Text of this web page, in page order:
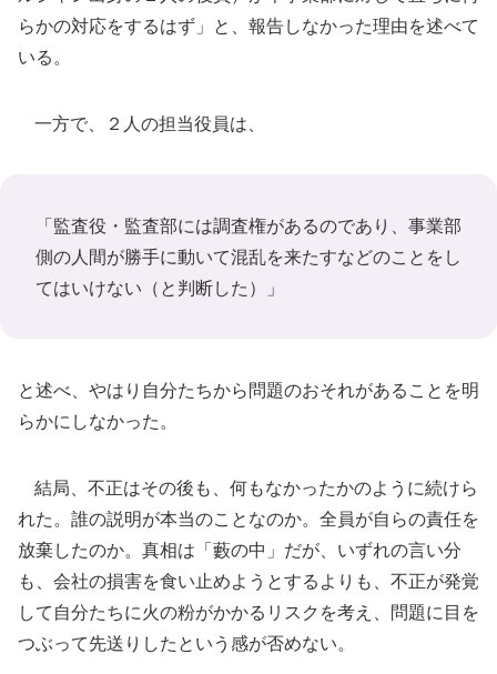
らかの対応をするはず」と、報告しなかった理由を述べて
いる。
一方で、２人の担当役員は、
「監査役・監査部には調査権があるのであり、事業部
側の人間が勝手に動いて混乱を来たすなどのことをし
てはいけない（と判断した）」
と述べ、やはり自分たちから問題のおそれがあることを明
らかにしなかった。
結局、不正はその後も、何もなかったかのように続けら
れた。誰の説明が本当のことなのか。全員が自らの責任を
放棄したのか。真相は「藪の中」だが、いずれの言い分
も、会社の損害を食い止めようとするよりも、不正が発覚
して自分たちに火の粉がかかるリスクを考え、問題に目を
つぶって先送りしたという感が否めない。